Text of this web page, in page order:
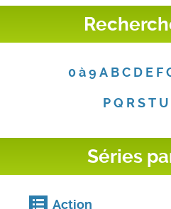
0 à 9 A B C D E F
P Q R S T U
Séries
Action